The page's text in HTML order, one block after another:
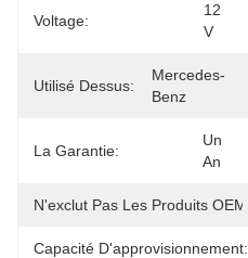
Voltage:
12
V
Utilisé Dessus:
Mercedes-
Benz
La Garantie:
Un
An
N'exclut Pas Les Produits OEM.:
Capacité D'approvisionnement: